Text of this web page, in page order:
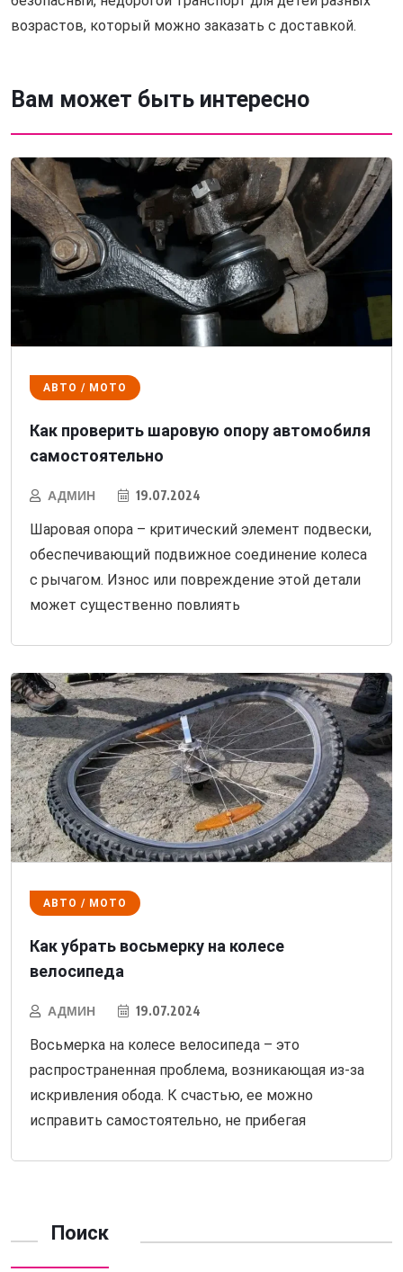
возрастов, который можно заказать с доставкой.
Вам может быть интересно
АВТО / МОТО
Как проверить шаровую опору автомобиля
самостоятельно
АДМИН 19.07.2024
Шаровая опора – критический элемент подвески,
обеспечивающий подвижное соединение колеса
с рычагом. Износ или повреждение этой детали
может существенно повлиять
АВТО / МОТО
Как убрать восьмерку на колесе
велосипеда
АДМИН 19.07.2024
Восьмерка на колесе велосипеда – это
распространенная проблема, возникающая из-за
искривления обода. К счастью, ее можно
исправить самостоятельно, не прибегая
Поиск